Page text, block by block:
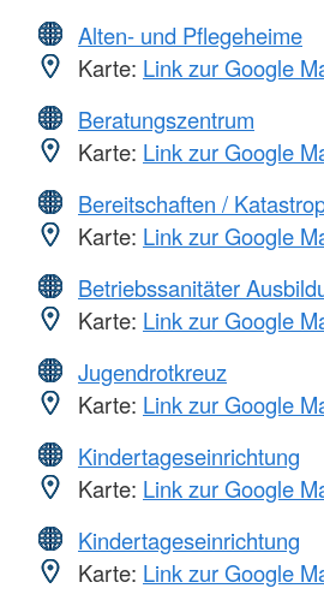
Alten- und Pflegeheime
Karte: Link zur Google
Beratungszentrum
Karte: Link zur Google
Bereitschaften /
Karte: Link zur Google
Betriebssanitäter
Karte: Link zur Google
Jugendrotkreuz
Karte: Link zur Google
Kindertageseinrichtung
Karte: Link zur Google
Kindertageseinrichtung
Karte: Link zur Google